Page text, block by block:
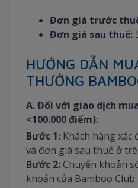
Đơn giá trước
Đơn giá sau thuế:
HƯỚNG DẪN
THƯỞNG
A. Đối với giao dịch
<100.000 điểm):
Bước 1: Khách hàng xác
và đơn giá sau thuế ở
Bước 2: Chuyển khoản
khoản của Bamboo